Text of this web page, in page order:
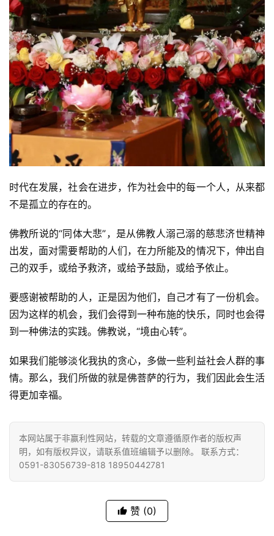
时代在发展，社会在进步，作为社会中的每一个人，从来都
不是孤立的存在的。
佛教所说的“同体大悲”，是从佛教人溺己溺的慈悲济世精神
出发，面对需要帮助的人们，在力所能及的情况下，伸出自
己的双手，或给予救济，或给予鼓励，或给予依止。
要感谢被帮助的人，正是因为他们，自己才有了一份机会。
因为这样的机会，我们会得到一种布施的快乐，同时也会得
到一种佛法的实践。佛教说，“境由心转”。
如果我们能够淡化我执的贪心，多做一些利益社会人群的事
情。那么，我们所做的就是佛菩萨的行为，我们因此会生活
得更加幸福。
本网站属于非赢利性网站，转载的文章遵循原作者的版权声
明，如有版权异议，请联系值班编辑予以删除。 联系方式：
0591-83056739-818 18950442781
赞 (0)